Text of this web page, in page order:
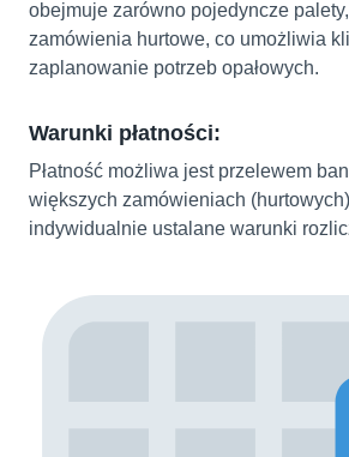
obejmuje zarówno pojedyncze
zamówienia hurtowe, co umożliwia
zaplanowanie potrzeb opałowych.
Warunki płatności:
Płatność możliwa jest przelewem
większych zamówieniach
indywidualnie ustalane warunki